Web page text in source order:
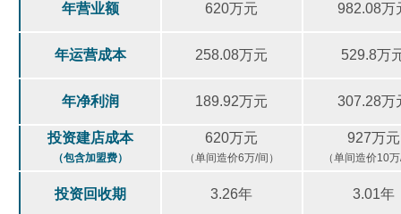
年营业额 620万元 982.08万
年运营成本 258.08万元 529.8万
年净利润 189.92万元 307.28万
投资建店成本
（包含加盟费）
620万元
（单间造价6万/间）
927万元
（单间造价10
投资回收期 3.26年 3.01年